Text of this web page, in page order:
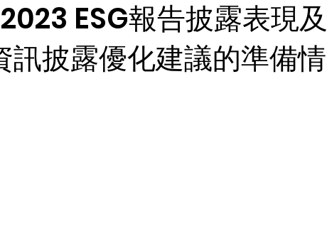
ESG報告披露表現及
訊披露優化建議的準備情